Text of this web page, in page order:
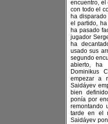
encuentro, el
con todo el
ha
el partido,
ha pasado
jugador
ha
usado sus
segundo
abierto, ha
Dominikus
empezar a
Saidáyev
bien
ponía por
remontando
tarde en el
Saidáyev